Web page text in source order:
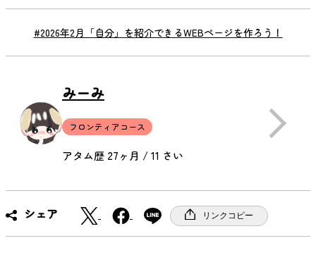
#2026年2月「自分」を紹介できるWEBページを作ろう！
みーみ
フロンティアコース
アタム歴 27ヶ月 / 11 さい
シェア
a
c
リンクコピー